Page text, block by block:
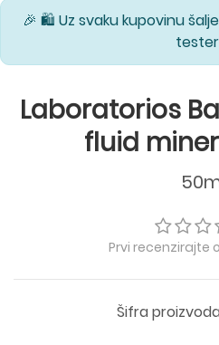
🎉 🛍️ Uz svaku kupovinu
Laboratorios
fluid
Prvi recenzirajte
Šifra